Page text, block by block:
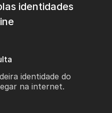
identidades
identidade do
na internet.